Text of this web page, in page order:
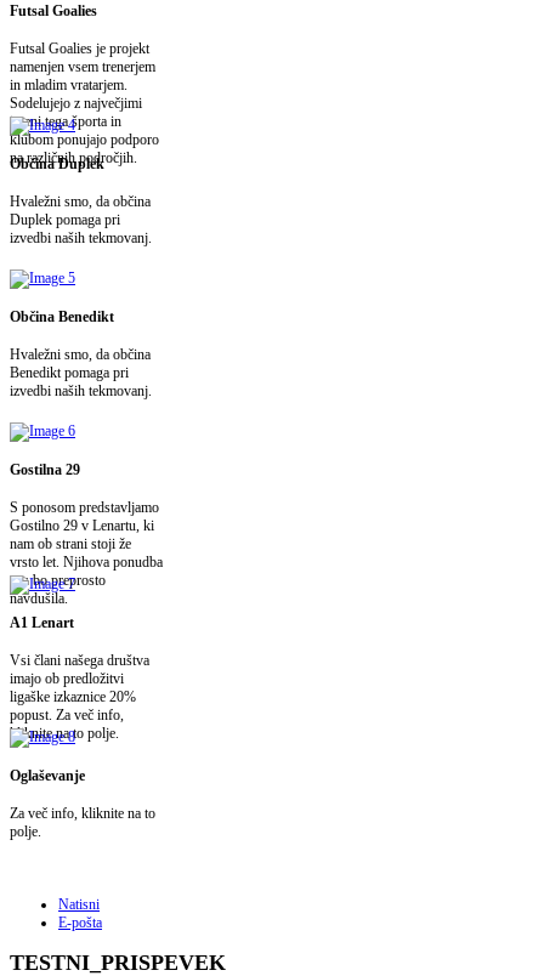
Futsal Goalies
Futsal Goalies je projekt
namenjen vsem trenerjem
in mladim vratarjem.
Sodelujejo z največjimi
imeni tega športa in
klubom ponujajo podporo
na različnih področjih.
Občina Duplek
Hvaležni smo, da občina
Duplek pomaga pri
izvedbi naših tekmovanj.
Občina Benedikt
Hvaležni smo, da občina
Benedikt pomaga pri
izvedbi naših tekmovanj.
Gostilna 29
S ponosom predstavljamo
Gostilno 29 v Lenartu, ki
nam ob strani stoji že
vrsto let. Njihova ponudba
vas bo preprosto
navdušila.
A1 Lenart
Vsi člani našega društva
imajo ob predložitvi
ligaške izkaznice 20%
popust. Za več info,
kliknite na to polje.
Oglaševanje
Za več info, kliknite na to
polje.
Natisni
E-pošta
TESTNI_PRISPEVEK